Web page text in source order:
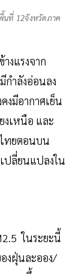
นที่ 12จังหวัดภาค
งแรงจาก
ำลังอ่อนลง
งมีอากาศเย็น
งเหนือ และ
ทยตอนบน
ปลี่ยนแปลงใน
ในระยะนี้
งฝุ่นละออง/